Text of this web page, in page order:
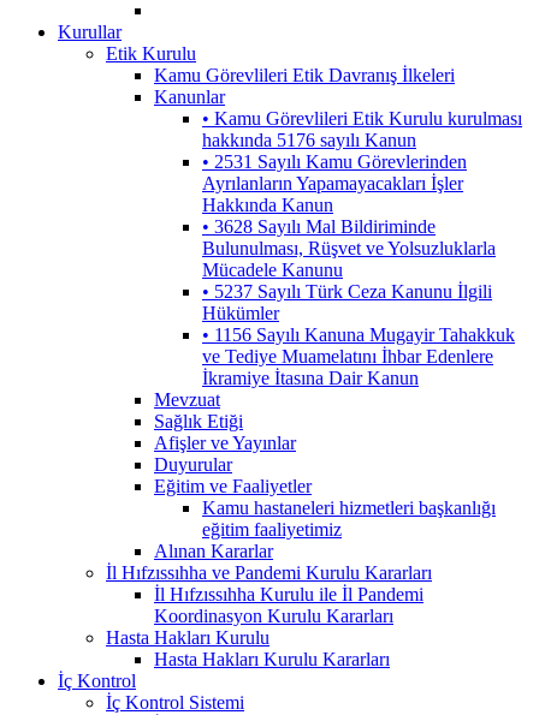
Kurullar
Etik Kurulu
Kamu Görevlileri Etik Davranış İlkeleri
Kanunlar
• Kamu Görevlileri Etik Kurulu kurulması
hakkında 5176 sayılı Kanun
• 2531 Sayılı Kamu Görevlerinden
Ayrılanların Yapamayacakları İşler
Hakkında Kanun
• 3628 Sayılı Mal Bildiriminde
Bulunulması, Rüşvet ve Yolsuzluklarla
Mücadele Kanunu
• 5237 Sayılı Türk Ceza Kanunu İlgili
Hükümler
• 1156 Sayılı Kanuna Mugayir Tahakkuk
ve Tediye Muamelatını İhbar Edenlere
İkramiye İtasına Dair Kanun
Mevzuat
Sağlık Etiği
Afişler ve Yayınlar
Duyurular
Eğitim ve Faaliyetler
Kamu hastaneleri hizmetleri başkanlığı
eğitim faaliyetimiz
Alınan Kararlar
İl Hıfzıssıhha ve Pandemi Kurulu Kararları
İl Hıfzıssıhha Kurulu ile İl Pandemi
Koordinasyon Kurulu Kararları
Hasta Hakları Kurulu
Hasta Hakları Kurulu Kararları
İç Kontrol
İç Kontrol Sistemi